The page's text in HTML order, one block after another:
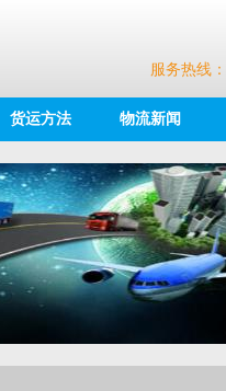
服务热线：
货运方法 物流新闻